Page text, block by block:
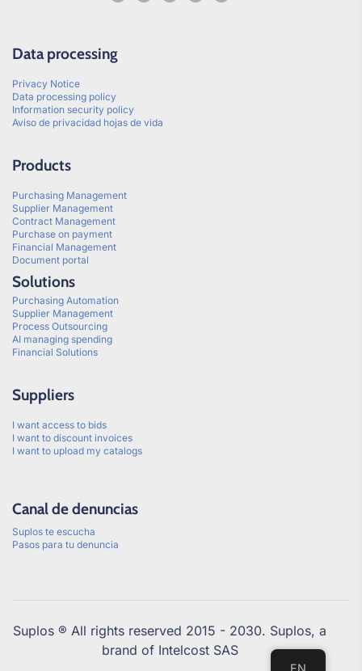
Data processing
Privacy Notice
Data processing policy
Information security policy
Aviso de privacidad hojas de vida
Products
Purchasing Management
Supplier Management
Contract Management
Purchase on payment
Financial Management
Document portal
Solutions
Purchasing Automation
Supplier Management
Process Outsourcing
AI managing spending
Financial Solutions
Suppliers
I want access to bids
I want to discount invoices
I want to upload my catalogs
Canal de denuncias
Suplos te escucha
Pasos para tu denuncia
Suplos ® All rights reserved 2015 - 2030. Suplos, a
brand of Intelcost SAS
EN